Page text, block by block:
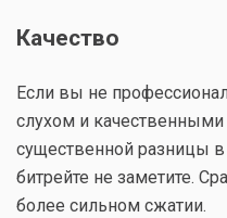
Качество
Если вы не
слухом и
существенной разницы
битрейте не заметите.
более сильном сжатии.